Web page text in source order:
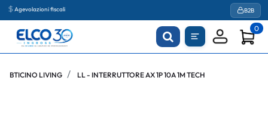
Agevolazioni fiscali B2B
0
BTICINO LIVING LL - INTERRUTTORE AX 1P 10A 1M TECH